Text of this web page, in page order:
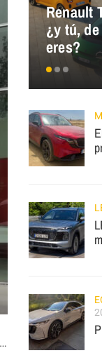
Renault
¿y tú,
eres?